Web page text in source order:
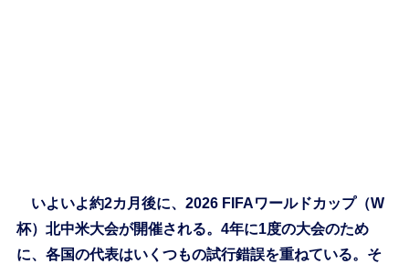
いよいよ約2カ月後に、2026 FIFAワールドカップ（W
杯）北中米大会が開催される。4年に1度の大会のため
に、各国の代表はいくつもの試行錯誤を重ねている。そ